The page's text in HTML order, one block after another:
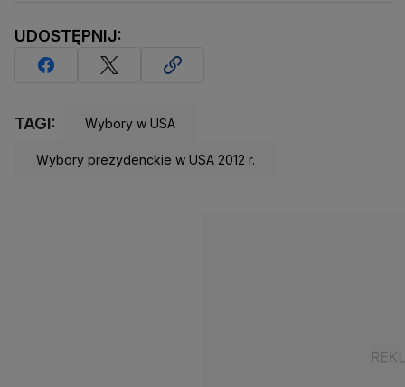
UDOSTĘPNIJ:
TAGI: Wybory w USA
Wybory prezydenckie w USA 2012 r.